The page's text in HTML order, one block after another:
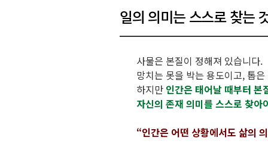
일의 의미는 스스로 찾는
사물은 본질이 정해져 있습니다.
망치는 못을 박는 용도이고, 톱
하지만 인간은 태어날 때부터 본
자신의 존재 의미를 스스로 찾아
“인간은 어떤 상황에서도 삶의